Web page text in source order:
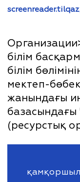
білім
білім
мектеп-
жанындағы
базасындағы
(ресурстық